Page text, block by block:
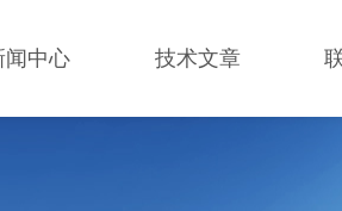
闻中心 技术文章